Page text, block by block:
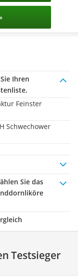
Ihren
Feinster
Schwechower
Sie das
Testsieger